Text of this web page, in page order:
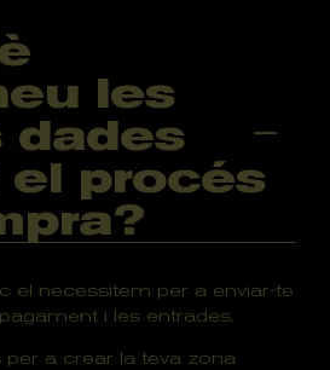
les
dades
el procés
el necessitem per a enviar-te
i les entrades.
a crear la teva zona